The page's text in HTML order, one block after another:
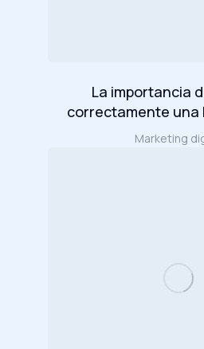
La importancia
correctamente una
Marketing